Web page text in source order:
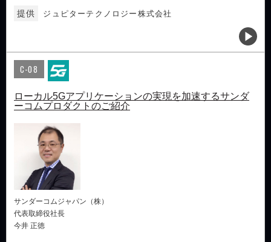
提供 ジュピターテクノロジー株式会社
C-08
ローカル5Gアプリケーションの実現を加速するサンダ
ーコムプロダクトのご紹介
サンダーコムジャパン（株）
代表取締役社長
今井 正徳